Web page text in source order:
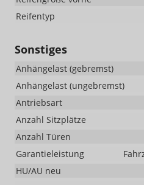
Reifentyp
Sonstiges
Anhängelast (gebremst)
Anhängelast (ungebremst)
Antriebsart
Anzahl Sitzplätze
Anzahl Türen
Garantieleistung
HU/AU neu